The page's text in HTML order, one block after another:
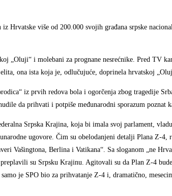
Hrvatske više od 200.000 svojih građana srpske
„Oluji“ i molebani za prognane nesrećnike. Pred TV
ona ista koja je, odlučujuće, doprinela hrvatskoj
iz prvih redova bola i ogorčenja zbog tragedije
da prihvati i potpiše međunarodni sporazum poznat
Srpska Krajina, koja bi imala svoj parlament,
ugovore. Čim su obelodanjeni detalji Plana Z-4,
Vašingtona, Berlina i Vatikana“. Sa sloganom „ne
su Srpsku Krajinu. Agitovali su da Plan Z-4
je SPO bio za prihvatanje Z-4 i, dramatično,